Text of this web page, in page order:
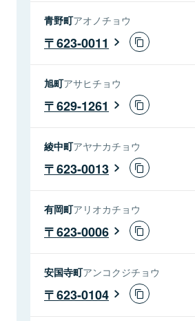
青野町アオノチョウ
623-0011
旭町アサヒチョウ
629-1261
綾中町アヤナカチョウ
623-0013
有岡町アリオカチョウ
623-0006
安国寺町アンコクジチョウ
623-0104